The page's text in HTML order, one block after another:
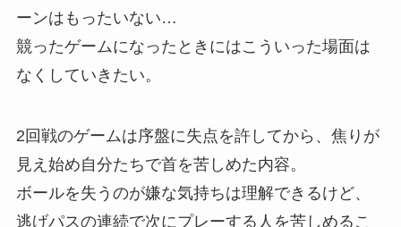
ーンはもったいない…
競ったゲームになったときにはこういった場面は
なくしていきたい。
2回戦のゲームは序盤に失点を許してから、焦りが
見え始め自分たちで首を苦しめた内容。
ボールを失うのが嫌な気持ちは理解できるけど、
逃げパスの連続で次にプレーする人を苦しめるこ